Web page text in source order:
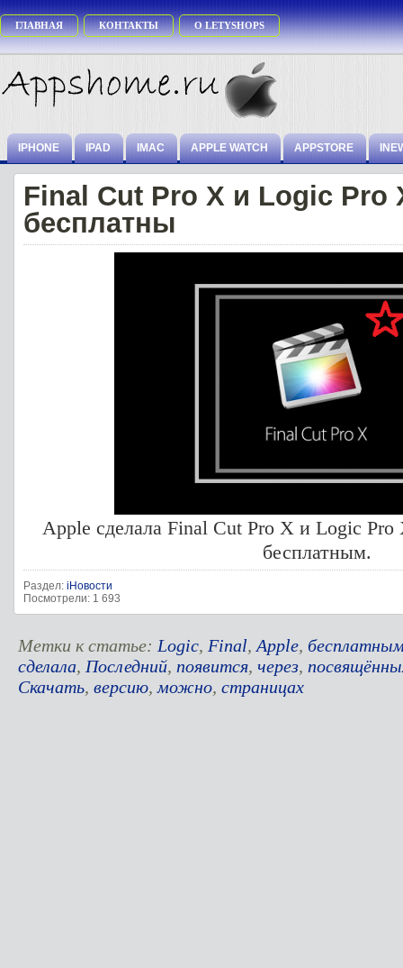
ГЛАВНАЯ КОНТАКТЫ О LETYSHOPS
IPHONE IPAD IMAC APPLE WATCH APPSTORE
Final Cut Pro X и Logic Pro
бесплатны
Apple сделала Final Cut Pro X и Logic
бесплатным.
Раздел: iНовости
Посмотрели: 1 693
Метки к статье: Logic, Final, Apple,
сделала, Последний, появится, через,
Скачать, версию,можно, страницах